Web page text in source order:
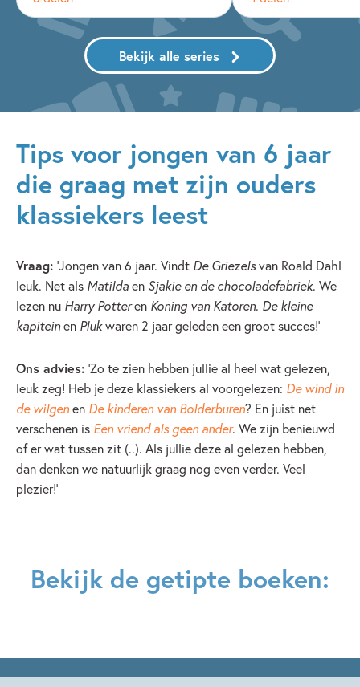
Bekijk alle series
Tips voor jongen van 6 jaar
die graag met zijn ouders
klassiekers leest
Vraag: ‘Jongen van 6 jaar. Vindt De Griezelsvan Roald Dahl
leuk. Net als Matildaen Sjakie en de chocoladefabriek. We
lezen nu Harry Potteren Koning van Katoren. De kleine
kapiteinen Plukwaren 2 jaar geleden een groot succes!’
Ons advies: ‘Zo te zien hebben jullie al heel wat gelezen,
leuk zeg! Heb je deze klassiekers al voorgelezen: De wind in
de wilgenen De kinderen van Bolderburen? En juist net
verschenen is Een vriend als geen ander. We zijn benieuwd
of er wat tussen zit (..). Als jullie deze al gelezen hebben,
dan denken we natuurlijk graag nog even verder. Veel
plezier!’
Bekijk de getipte boeken: